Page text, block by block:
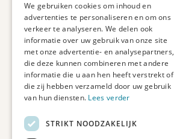
Veelgestelde vragen
Duurzaam ondernemen
Contact informatie
Etienne de Pinedaweg 34
3711 CH, Austerlitz
Nederland
info@fotoprintxl.nl
We gebruiken cookies om inhoud en
advertenties te personaliseren en om ons
verkeer te analyseren. We delen ook
informatie over uw gebruik van onze site
met onze advertentie- en analysepartners,
die deze kunnen combineren met andere
informatie die u aan hen heeft verstrekt of
die zij hebben verzameld door uw gebruik
van hun diensten. Lees verder
STRIKT NOODZAKELIJK